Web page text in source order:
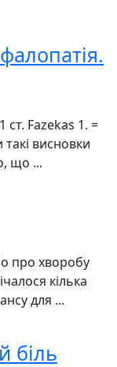
Fazekas 1. =
висновки
що ...
про хворобу
кілька
для ...
біль